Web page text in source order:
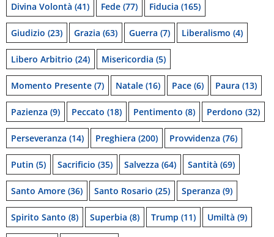
Divina Volontà (41) Fede (77) Fiducia (165)
Giudizio (23) Grazia (63) Guerra (7) Liberalismo (4)
Libero Arbitrio (24) Misericordia (5)
Momento Presente (7) Natale (16) Pace (6) Paura (13)
Pazienza (9) Peccato (18) Pentimento (8) Perdono (32)
Perseveranza (14) Preghiera (200) Provvidenza (76)
Putin (5) Sacrificio (35) Salvezza (64) Santità (69)
Santo Amore (36) Santo Rosario (25) Speranza (9)
Spirito Santo (8) Superbia (8) Trump (11) Umiltà (9)